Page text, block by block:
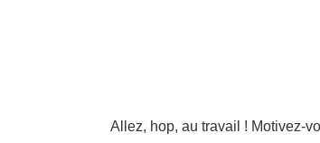
Allez, hop, au travail ! Motivez-